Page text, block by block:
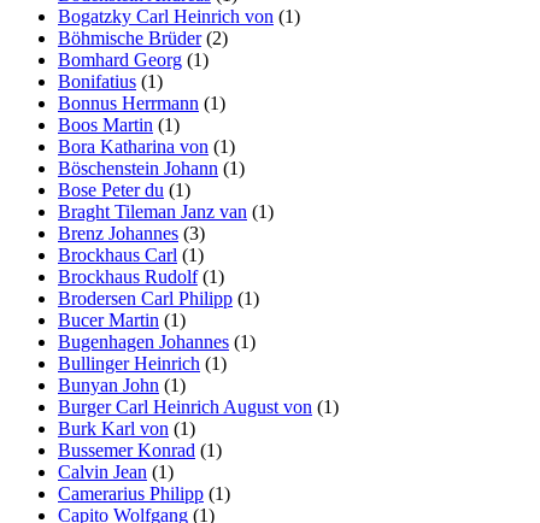
Bogatzky Carl Heinrich von (1)
Böhmische Brüder(2)
Bomhard Georg (1)
Bonifatius (1)
Bonnus Herrmann (1)
Boos Martin (1)
Bora Katharina von (1)
Böschenstein Johann (1)
Bose Peter du (1)
Braght Tileman Janz van (1)
Brenz Johannes (3)
Brockhaus Carl (1)
Brockhaus Rudolf(1)
Brodersen Carl Philipp (1)
Bucer Martin (1)
Bugenhagen Johannes (1)
Bullinger Heinrich (1)
Bunyan John (1)
Burger Carl Heinrich August von (1)
Burk Karl von (1)
Bussemer Konrad (1)
Calvin Jean (1)
Camerarius Philipp (1)
Capito Wolfgang (1)